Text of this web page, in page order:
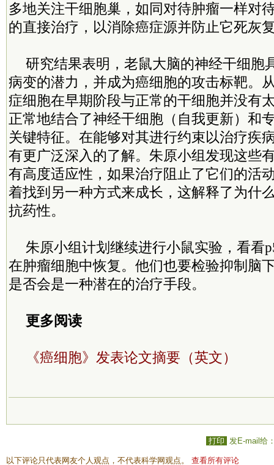
多地关注干细胞巢，如同对待肿瘤一样对
的直接治疗，以消除癌症源并防止它死灰
研究结果表明，老鼠大脑的神经干细胞
病变的潜力，并成为癌细胞的攻击标靶。
症细胞在早期阶段与正常的干细胞并没有
正常地结合了神经干细胞（自我更新）和
关键特征。在能够对其进行约束以治疗疾
有更广泛深入的了解。朱原小组发现这些
有高度适应性，如果治疗阻止了它们的活
着找到另一种方式来成长，这解释了为什
抗药性。
朱原小组计划继续进行小鼠实验，看看
在肿瘤细胞中恢复。他们也要检验抑制脑
是否会是一种潜在的治疗手段。
更多阅读
《癌细胞》发表论文摘要（英文）
打印 发E-mail给
以下评论只代表网友个人观点，不代表科学网观点。 查看所有评论